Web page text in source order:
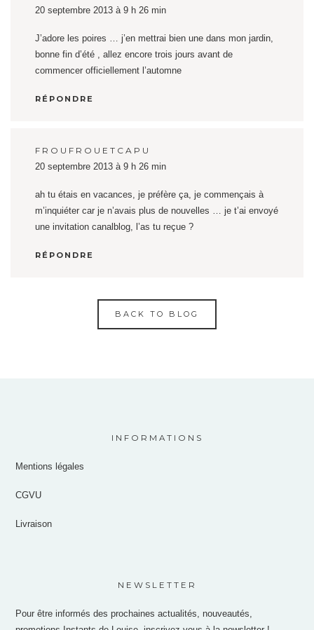
20 septembre 2013 à 9 h 26 min
J’adore les poires … j’en mettrai bien une dans mon jardin,
bonne fin d’été , allez encore trois jours avant de
commencer officiellement l’automne
RÉPONDRE
FROUFROUETCAPU
20 septembre 2013 à 9 h 26 min
ah tu étais en vacances, je préfère ça, je commençais à
m’inquiéter car je n’avais plus de nouvelles … je t’ai envoyé
une invitation canalblog, l’as tu reçue ?
RÉPONDRE
BACK TO BLOG
INFORMATIONS
Mentions légales
CGVU
Livraison
NEWSLETTER
Pour être informés des prochaines actualités, nouveautés,